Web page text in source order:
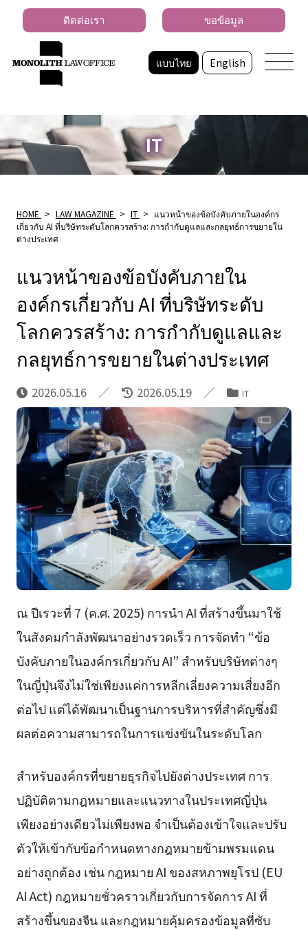
แบบไทย English
ติดต่อเรา ขอข้อมูล
IT
HOME > LAW MAGAZINE > IT > แนวหน้าของข้อบังคับภายในองค์กร
เกี่ยวกับ AI ที่บริษัทระดับโลกควรสร้าง: การกำกับดูแลและกลยุทธ์การขยายใน
ต่างประเทศ
แนวหน้าของข้อบังคับภายใน
องค์กรเกี่ยวกับ AI ที่บริษัทระดับ
โลกควรสร้าง: การกำกับดูแลและ
กลยุทธ์การขยายในต่างประเทศ
2026.05.16 2026.05.19 IT
ณ ปีเรวะที่ 7 (ค.ศ. 2025) การนำ AI ที่สร้างขึ้นมาใช้
ในสังคมกำลังพัฒนาอย่างรวดเร็ว การจัดทำ “ข้อ
บังคับภายในองค์กรเกี่ยวกับ AI” สำหรับบริษัทต่างๆ
ในญี่ปุ่นจึงไม่ใช่เพียงแค่การหลีกเลี่ยงความเสี่ยงอีก
ต่อไป แต่ได้พัฒนาเป็นฐานการบริหารที่สำคัญซึ่งมี
ผลต่อความสามารถในการแข่งขันในระดับโลก
สำหรับองค์กรที่ขยายธุรกิจไปยังต่างประเทศ การ
ปฏิบัติตามกฎหมายและแนวทางในประเทศญี่ปุ่น
เพียงอย่างเดียวไม่เพียงพอ จำเป็นต้องเข้าใจและปรับ
ตัวให้เข้ากับข้อกำหนดทางกฎหมายข้ามพรมแดน
อย่างถูกต้อง เช่น กฎหมาย AI ของสหภาพยุโรป (EU
AI Act) กฎหมายชั่วคราวเกี่ยวกับการจัดการ AI ที่
สร้างขึ้นของจีน และกฎหมายคุ้มครองข้อมูลที่ซับ